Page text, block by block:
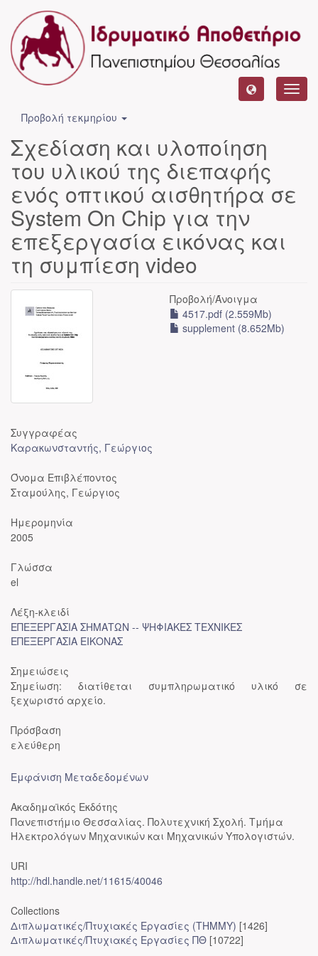
Προβολή τεκμηρίου
Σχεδίαση και υλοποίηση
του υλικού της διεπαφής
ενός οπτικού αισθητήρα σε
System On Chip για την
επεξεργασία εικόνας και
τη συμπίεση video
Προβολή/Άνοιγμα
4517.pdf (2.559Mb)
supplement (8.652Mb)
Συγγραφέας
Καρακωνσταντής, Γεώργιος
Όνομα Επιβλέποντος
Σταμούλης, Γεώργιος
Ημερομηνία
2005
Γλώσσα
el
Λέξη-κλειδί
ΕΠΕΞΕΡΓΑΣΙΑ ΣΗΜΑΤΩΝ -- ΨΗΦΙΑΚΕΣ ΤΕΧΝΙΚΕΣ
ΕΠΕΞΕΡΓΑΣΙΑ ΕΙΚΟΝΑΣ
Σημειώσεις
Σημείωση: διατίθεται συμπληρωματικό υλικό σε
ξεχωριστό αρχείο.
Πρόσβαση
ελεύθερη
Εμφάνιση Μεταδεδομένων
Ακαδημαϊκός Εκδότης
Πανεπιστήμιο Θεσσαλίας. Πολυτεχνική Σχολή. Τμήμα
Ηλεκτρολόγων Μηχανικών και Μηχανικών Υπολογιστών.
URI
http://hdl.handle.net/11615/40046
Collections
Διπλωματικές/Πτυχιακές Εργασίες (ΤΗΜΜΥ) [1426]
Διπλωματικές/Πτυχιακές Εργασίες ΠΘ [10722]